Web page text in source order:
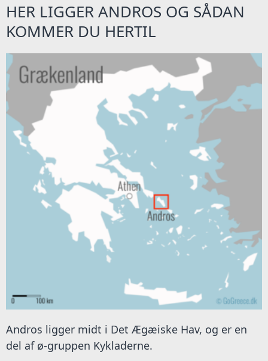
HER LIGGER ANDROS OG SÅDAN
KOMMER DU HERTIL
Andros ligger midt i Det Ægæiske Hav, og er en
del af ø-gruppen Kykladerne.